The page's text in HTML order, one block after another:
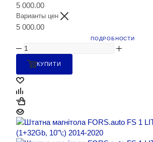
5 000.00
Варианты цен
5 000.00
ПОДРОБНОСТИ
КУПИТИ